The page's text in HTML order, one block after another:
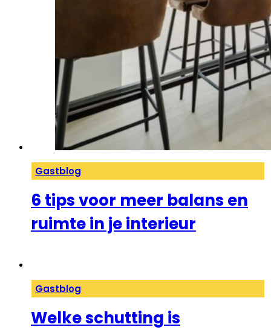
Gastblog
6 tips voor meer balans en
ruimte in je interieur
Gastblog
Welke schutting is